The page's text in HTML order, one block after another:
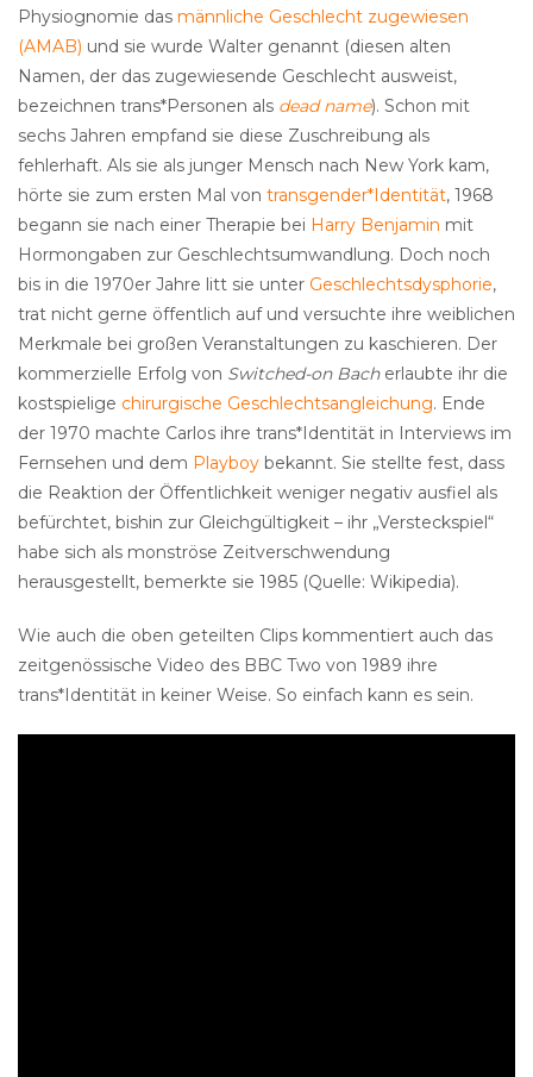
Physiognomie das männliche Geschlecht zugewiesen
(AMAB) und sie wurde Walter genannt (diesen alten
Namen, der das zugewiesende Geschlecht ausweist,
bezeichnen trans*Personen als dead name). Schon mit
sechs Jahren empfand sie diese Zuschreibung als
fehlerhaft. Als sie als junger Mensch nach New York kam,
hörte sie zum ersten Mal von transgender*Identität, 1968
begann sie nach einer Therapie bei Harry Benjamin mit
Hormongaben zur Geschlechtsumwandlung. Doch noch
bis in die 1970er Jahre litt sie unter Geschlechtsdysphorie,
trat nicht gerne öffentlich auf und versuchte ihre weiblichen
Merkmale bei großen Veranstaltungen zu kaschieren. Der
kommerzielle Erfolg von Switched-on Bacherlaubte ihr die
kostspielige chirurgische Geschlechtsangleichung. Ende
der 1970 machte Carlos ihre trans*Identität in Interviews im
Fernsehen und dem Playboy bekannt. Sie stellte fest, dass
die Reaktion der Öffentlichkeit weniger negativ ausfiel als
befürchtet, bishin zur Gleichgültigkeit – ihr „Versteckspiel“
habe sich als monströse Zeitverschwendung
herausgestellt, bemerkte sie 1985 (Quelle: Wikipedia).
Wie auch die oben geteilten Clips kommentiert auch das
zeitgenössische Video des BBC Two von 1989 ihre
trans*Identität in keiner Weise. So einfach kann es sein.